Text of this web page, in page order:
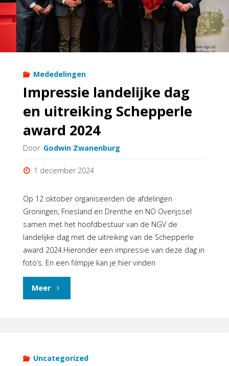
radio"
Mededelingen
Impressie landelijke dag
en uitreiking Schepperle
award 2024
Door Godwin Zwanenburg
1 december 2024
Op 12 oktober organiseerden de afdelingen
Groningen, Friesland en Drenthe en NO Overijssel
samen met het hoofdbestuur van de NGV de
landelijke dag met de uitreiking van de Schepperle
award 2024.Hieronder een impressie van deze dag in
foto’s. En een filmpje kan je hier vinden
Meer"Impressie
Uncategorized